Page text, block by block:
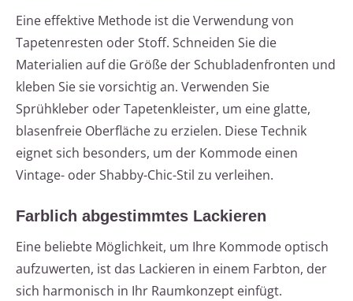
Eine effektive Methode ist die Verwendung von
Tapetenresten oder Stoff. Schneiden Sie die
Materialien auf die Größe der Schubladenfronten und
kleben Sie sie vorsichtig an. Verwenden Sie
Sprühkleber oder Tapetenkleister, um eine glatte,
blasenfreie Oberfläche zu erzielen. Diese Technik
eignet sich besonders, um der Kommode einen
Vintage- oder Shabby-Chic-Stil zu verleihen.
Farblich abgestimmtes Lackieren
Eine beliebte Möglichkeit, um Ihre Kommode optisch
aufzuwerten, ist das Lackieren in einem Farbton, der
sich harmonisch in Ihr Raumkonzept einfügt.